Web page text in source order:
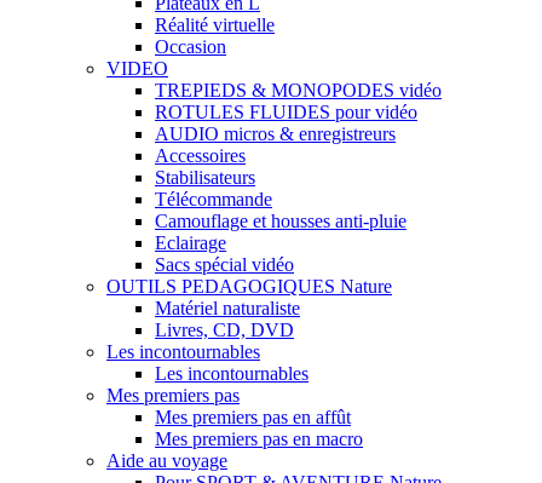
Réalité virtuelle
Occasion
VIDEO
TREPIEDS & MONOPODES vidéo
ROTULES FLUIDES pour vidéo
AUDIO micros & enregistreurs
Accessoires
Stabilisateurs
Télécommande
Camouflage et housses anti-pluie
Eclairage
Sacs spécial vidéo
OUTILS PEDAGOGIQUES Nature
Matériel naturaliste
Livres, CD, DVD
Les incontournables
Les incontournables
Mes premiers pas
Mes premiers pas en affût
Mes premiers pas en macro
Aide au voyage